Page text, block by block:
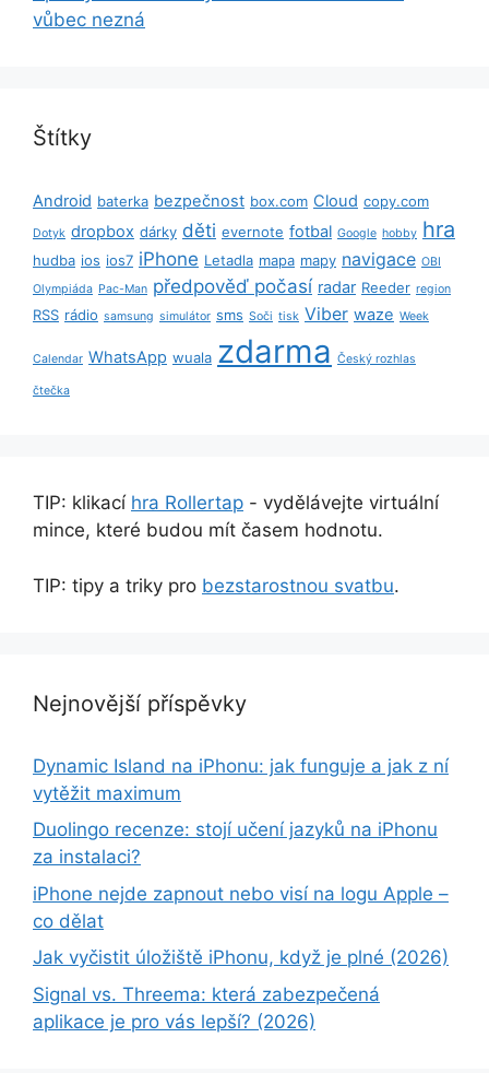
vůbec nezná
Štítky
Android baterka bezpečnost box.com Cloud copy.com
Dotyk dropbox dárky děti evernote fotbal Google hobby hra
hudba ios ios7 iPhone Letadla mapa mapy navigace OBI
Olympiáda Pac-Man předpověď počasí radar Reeder region
RSS rádio samsung simulátor sms Soči tisk Viber waze Week
Calendar WhatsApp wuala zdarma Český rozhlas
čtečka
TIP: klikací hra Rollertap - vydělávejte virtuální
mince, které budou mít časem hodnotu.
TIP: tipy a triky pro bezstarostnou svatbu.
Nejnovější příspěvky
Dynamic Island na iPhonu: jak funguje a jak z ní
vytěžit maximum
Duolingo recenze: stojí učení jazyků na iPhonu
za instalaci?
iPhone nejde zapnout nebo visí na logu Apple –
co dělat
Jak vyčistit úložiště iPhonu, když je plné (2026)
Signal vs. Threema: která zabezpečená
aplikace je pro vás lepší? (2026)